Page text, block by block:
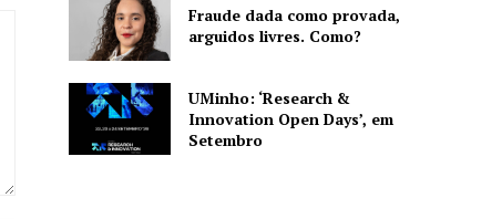
Fraude dada como provada,
arguidos livres. Como?
UMinho: ‘Research &
Innovation Open Days’, em
Setembro